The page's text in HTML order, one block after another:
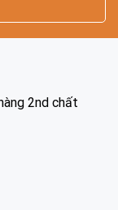
2nd chất